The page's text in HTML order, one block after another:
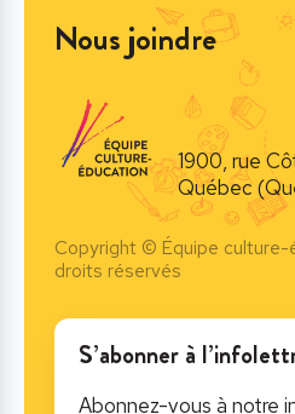
Nous joindre
1900, rue
Québec
Copyright © Équipe
droits réservés
S’abonner à
Abonnez-vous à notre